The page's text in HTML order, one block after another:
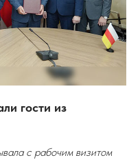
гости из
с рабочим визитом